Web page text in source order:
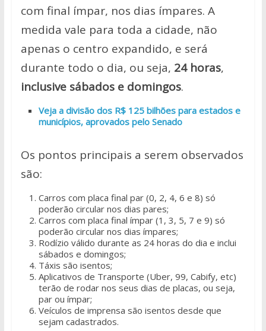
com final ímpar, nos dias ímpares. A
medida vale para toda a cidade, não
apenas o centro expandido, e será
durante todo o dia, ou seja, 24 horas,
inclusive sábados e domingos.
Veja a divisão dos R$ 125 bilhões para estados e
municípios, aprovados pelo Senado
Os pontos principais a serem observados
são:
Carros com placa final par (0, 2, 4, 6 e 8) só
poderão circular nos dias pares;
Carros com placa final ímpar (1, 3, 5, 7 e 9) só
poderão circular nos dias ímpares;
Rodízio válido durante as 24 horas do dia e inclui
sábados e domingos;
Táxis são isentos;
Aplicativos de Transporte (Uber, 99, Cabify, etc)
terão de rodar nos seus dias de placas, ou seja,
par ou ímpar;
Veículos de imprensa são isentos desde que
sejam cadastrados.